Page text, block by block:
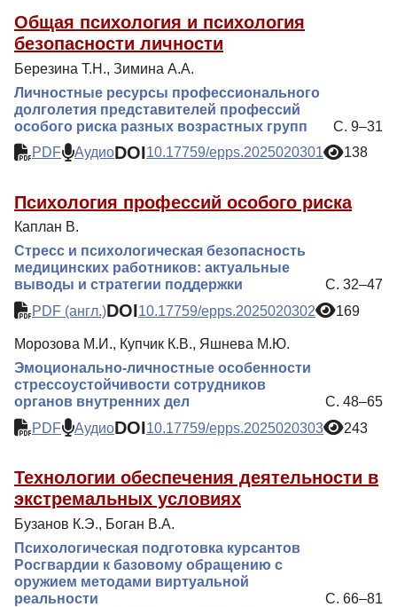
Общая психология и психология
безопасности личности
Березина Т.Н., Зимина А.А.
Личностные ресурсы профессионального
долголетия представителей профессий
особого риска разных возрастных групп
С. 9–31
PDF
АудиоDOI10.17759/epps.2025020301 138
Психология профессий особого риска
Каплан В.
Стресс и психологическая безопасность
медицинских работников: актуальные
выводы и стратегии поддержки
С. 32–47
PDF (англ.)DOI10.17759/epps.2025020302 169
Морозова М.И., Купчик К.В., Яшнева М.Ю.
Эмоционально-личностные особенности
стрессоустойчивости сотрудников
органов внутренних дел
С. 48–65
PDF
АудиоDOI10.17759/epps.2025020303 243
Технологии обеспечения деятельности в
экстремальных условиях
Бузанов К.Э., Боган В.А.
Психологическая подготовка курсантов
Росгвардии к базовому обращению с
оружием методами виртуальной
реальности
С. 66–81